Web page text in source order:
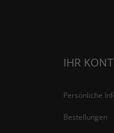
IHR
Persönliche
Bestellungen